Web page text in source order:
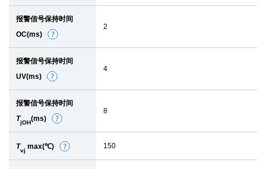
节
报警信号保持时间
OC(ms)
细
节
2
报警信号保持时间
UV(ms)
细
节
4
报警信号保持时间
TjOH(ms)
细
节
8
Tvj max(℃)
细
节
150